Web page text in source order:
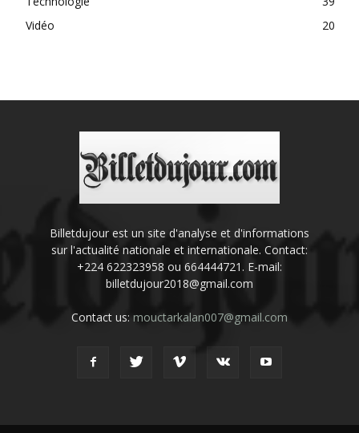
Vidéo
20
Billetdujour est un site d'analyse et d'informations
sur l'actualité nationale et internationale. Contact:
+224 622323958 ou 664444721. E-mail:
billetdujour2018@gmail.com
Contact us: mouctarkalan007@gmail.com